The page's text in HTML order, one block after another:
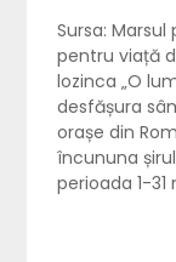
Sursa:
pentru viață
lozinca „O
desfășura
orașe din
încununa
perioada 1-